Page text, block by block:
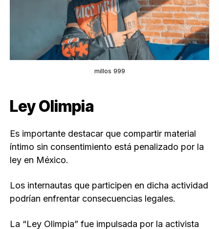
millos 999
Ley Olimpia
Es importante destacar que compartir material
íntimo sin consentimiento está penalizado por la
ley en México.
Los internautas que participen en dicha actividad
podrían enfrentar consecuencias legales.
La “Ley Olimpia” fue impulsada por la activista